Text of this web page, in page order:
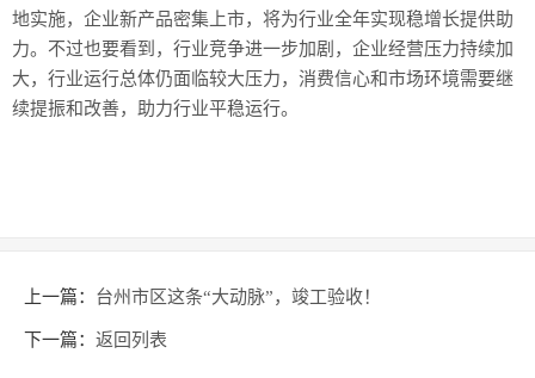
地实施，企业新产品密集上市，将为行业全年实现稳增长提供助
力。不过也要看到，行业竞争进一步加剧，企业经营压力持续加
大，行业运行总体仍面临较大压力，消费信心和市场环境需要继
续提振和改善，助力行业平稳运行。
上一篇： 台州市区这条“大动脉”，竣工验收！
下一篇： 返回列表